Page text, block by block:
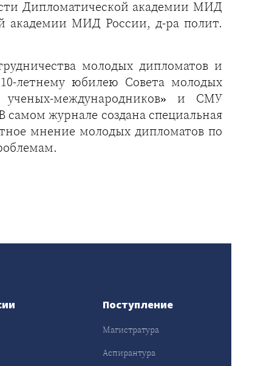
Дипломатической академии МИД
академии МИД России, д-ра полит.
молодых дипломатов и
летнему юбилею Совета молодых
международников» и СМУ
журнале создана специальная
мнение молодых дипломатов по
Поступление
Магистратура
Аспирантура